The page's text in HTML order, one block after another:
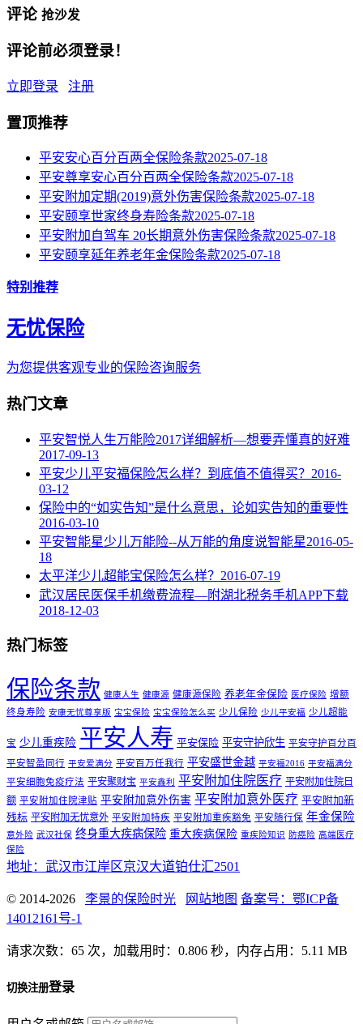
评论 抢沙发
评论前必须登录！
立即登录 注册
置顶推荐
平安安心百分百两全保险条款2025-07-18
平安尊享安心百分百两全保险条款2025-07-18
平安附加定期(2019)意外伤害保险条款2025-07-18
平安颐享世家终身寿险条款2025-07-18
平安附加自驾车 20长期意外伤害保险条款2025-07-18
平安颐享延年养老年金保险条款2025-07-18
特别推荐
无忧保险
为您提供客观专业的保险咨询服务
热门文章
平安智悦人生万能险2017详细解析—想要弄懂真的好难
2017-09-13
平安少儿平安福保险怎么样？到底值不值得买？ 2016-
03-12
保险中的“如实告知”是什么意思，论如实告知的重要性
2016-03-10
平安智能星少儿万能险--从万能的角度说智能星2016-05-
18
太平洋少儿超能宝保险怎么样？ 2016-07-19
武汉居民医保手机缴费流程—附湖北税务手机APP下载
2018-12-03
热门标签
保险条款 健康人生 健康源 健康源保险 养老年金保险 医疗保险 增额
终身寿险 安康无忧尊享版 宝宝保险 宝宝保险怎么买 少儿保险 少儿平安福 少儿超能
宝 少儿重疾险 平安人寿 平安保险 平安守护欣生 平安守护百分百
平安智盈同行 平安爱满分 平安百万任我行 平安盛世金越 平安福2016 平安福满分
平安细胞免疫疗法 平安聚财宝 平安鑫利 平安附加住院医疗 平安附加住院日
额 平安附加住院津贴 平安附加意外伤害 平安附加意外医疗 平安附加新
残标 平安附加无忧意外 平安附加特疾 平安附加重疾豁免 平安随行保 年金保险
意外险 武汉社保 终身重大疾病保险 重大疾病保险 重疾险知识 防癌险 高端医疗
保险
地址：武汉市江岸区京汉大道铂仕汇2501
© 2014-2026 李景的保险时光 网站地图 备案号：鄂ICP备
14012161号-1
请求次数：65 次，加载用时：0.806 秒，内存占用：5.11 MB
切换注册登录